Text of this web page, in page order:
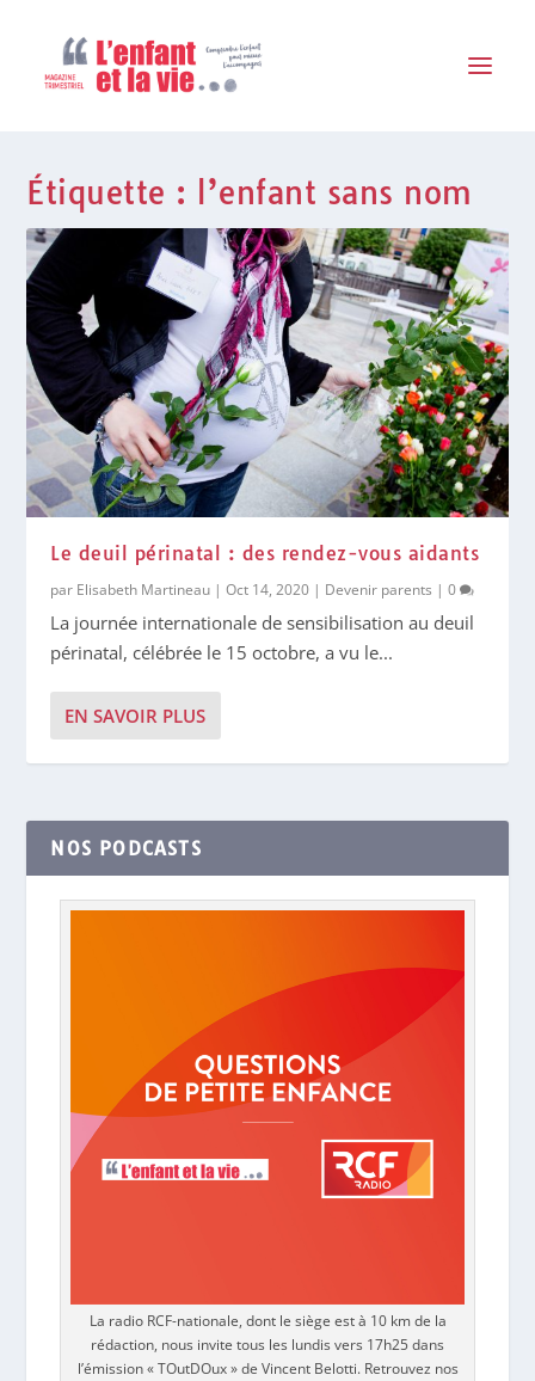
Étiquette : l’enfant sans nom
Le deuil périnatal : des rendez-vous aidants
par Elisabeth Martineau |Oct 14, 2020 | Devenir parents |0
La journée internationale de sensibilisation au deuil
périnatal, célébrée le 15 octobre, a vu le...
EN SAVOIR PLUS
NOS PODCASTS
La radio RCF-nationale, dont le siège est à 10 km de la
rédaction, nous invite tous les lundis vers 17h25 dans
l’émission « TOutDOux » de Vincent Belotti. Retrouvez nos